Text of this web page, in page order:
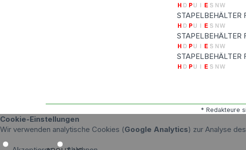
STAPELBEHÄLTER
STAPELBEHÄLTER
STAPELBEHÄLTER
* Redakteure
Cookie-Einstellungen
Wir verwenden analytische Cookies (Google Analytics) zur Analyse